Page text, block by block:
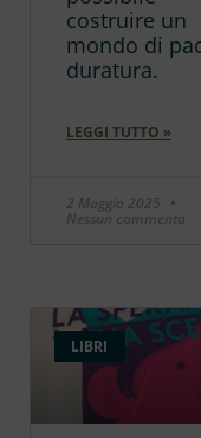
costruire un
mondo di
duratura.
LEGGI TUTTO »
2 Maggio 2025
Nessun commento
LIBRI